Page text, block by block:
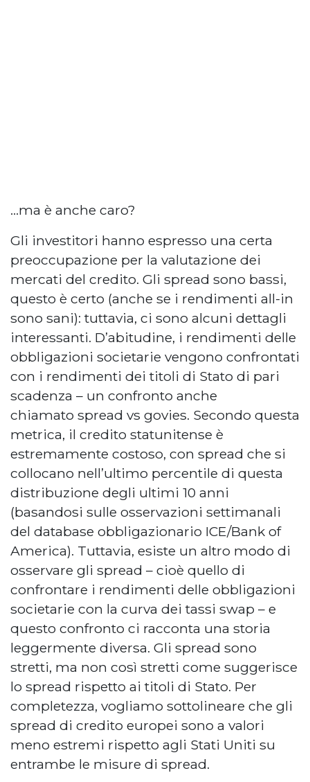
…ma è anche caro?
Gli investitori hanno espresso una certa
preoccupazione per la valutazione dei
mercati del credito. Gli spread sono bassi,
questo è certo (anche se i rendimenti all-in
sono sani): tuttavia, ci sono alcuni dettagli
interessanti. D’abitudine, i rendimenti delle
obbligazioni societarie vengono confrontati
con i rendimenti dei titoli di Stato di pari
scadenza – un confronto anche
chiamato spread vs govies. Secondo questa
metrica, il credito statunitense è
estremamente costoso, con spread che si
collocano nell’ultimo percentile di questa
distribuzione degli ultimi 10 anni
(basandosi sulle osservazioni settimanali
del database obbligazionario ICE/Bank of
America). Tuttavia, esiste un altro modo di
osservare gli spread – cioè quello di
confrontare i rendimenti delle obbligazioni
societarie con la curva dei tassi swap – e
questo confronto ci racconta una storia
leggermente diversa. Gli spread sono
stretti, ma non così stretti come suggerisce
lo spread rispetto ai titoli di Stato. Per
completezza, vogliamo sottolineare che gli
spread di credito europei sono a valori
meno estremi rispetto agli Stati Uniti su
entrambe le misure di spread.